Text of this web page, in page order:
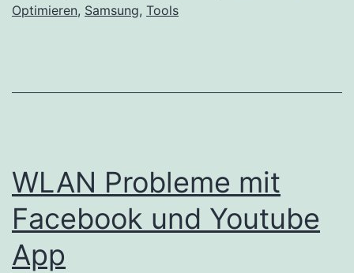
Optimieren, Samsung, Tools
WLAN Probleme mit
Facebook und Youtube
App